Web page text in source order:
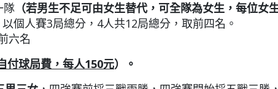
隊 （若男生不足可由女生替代，可全隊為女生，每位女
以個人賽3局總分，4人共12局總分，取前四名。
六名
付球局費，每人150元）
。